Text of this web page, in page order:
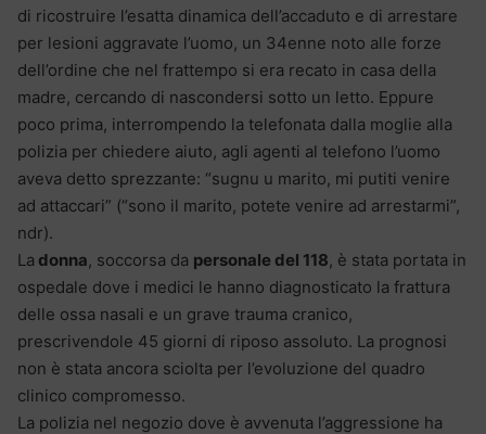
di ricostruire l’esatta dinamica dell’accaduto e di arrestare
per lesioni aggravate l’uomo, un 34enne noto alle forze
dell’ordine che nel frattempo si era recato in casa della
madre, cercando di nascondersi sotto un letto. Eppure
poco prima, interrompendo la telefonata dalla moglie alla
polizia per chiedere aiuto, agli agenti al telefono l’uomo
aveva detto sprezzante: “sugnu u marito, mi putiti venire
ad attaccari” (“sono il marito, potete venire ad arrestarmi”,
ndr).
La donna, soccorsa da personale del 118, è stata portata in
ospedale dove i medici le hanno diagnosticato la frattura
delle ossa nasali e un grave trauma cranico,
prescrivendole 45 giorni di riposo assoluto. La prognosi
non è stata ancora sciolta per l’evoluzione del quadro
clinico compromesso.
La polizia nel negozio dove è avvenuta l’aggressione ha